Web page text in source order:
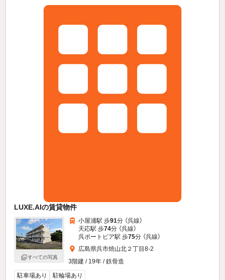
LUXE.AIの賃貸物件
すべての写真
小屋浦駅 歩91分 （呉線）
天応駅 歩74分 （呉線）
呉ポートピア駅 歩75分 （呉線）
広島県呉市焼山北２丁目8-2
3階建 / 19年 / 鉄骨造
駐車場あり
駐輪場あり